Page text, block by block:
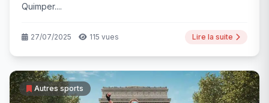
Quimper....
27/07/2025 115 vues Lire la suite
Autres sports